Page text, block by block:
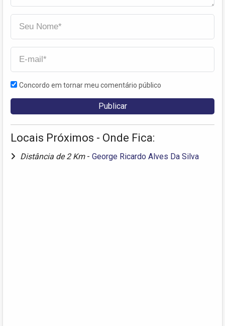
Concordo em tornar meu comentário público
Locais Próximos - Onde Fica:
Distância de 2 Km - George Ricardo Alves Da Silva